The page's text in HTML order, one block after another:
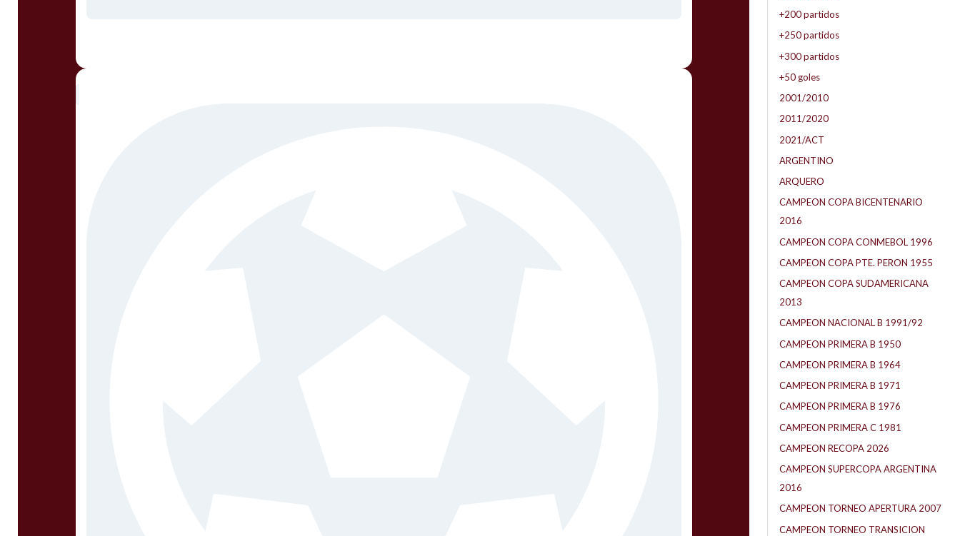
+200 partidos
+250 partidos
+300 partidos
+50 goles
2001/2010
2011/2020
2021/ACT
ARGENTINO
ARQUERO
CAMPEON COPA BICENTENARIO
2016
CAMPEON COPA CONMEBOL 1996
CAMPEON COPA PTE. PERON 1955
CAMPEON COPA SUDAMERICANA
2013
CAMPEON NACIONAL B 1991/92
CAMPEON PRIMERA B 1950
CAMPEON PRIMERA B 1964
CAMPEON PRIMERA B 1971
CAMPEON PRIMERA B 1976
CAMPEON PRIMERA C 1981
CAMPEON RECOPA 2026
CAMPEON SUPERCOPA ARGENTINA
2016
CAMPEON TORNEO APERTURA 2007
CAMPEON TORNEO TRANSICION